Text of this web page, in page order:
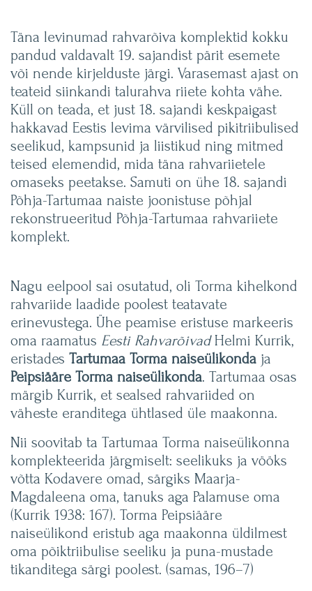
Täna levinumad rahvarõiva komplektid kokku
pandud valdavalt 19. sajandist pärit esemete
või nende kirjelduste järgi. Varasemast ajast on
teateid siinkandi talurahva riiete kohta vähe.
Küll on teada, et just 18. sajandi keskpaigast
hakkavad Eestis levima värvilised pikitriibulised
seelikud, kampsunid ja liistikud ning mitmed
teised elemendid, mida täna rahvariietele
omaseks peetakse. Samuti on ühe 18. sajandi
Põhja-Tartumaa naiste joonistuse põhjal
rekonstrueeritud Põhja-Tartumaa rahvariiete
komplekt.
Nagu eelpool sai osutatud, oli Torma kihelkond
rahvariide laadide poolest teatavate
erinevustega. Ühe peamise eristuse markeeris
oma raamatus Eesti RahvarõivadHelmi Kurrik,
eristades Tartumaa Torma naiseülikonda ja
Peipsiääre Torma naiseülikonda. Tartumaa osas
märgib Kurrik, et sealsed rahvariided on
väheste eranditega ühtlased üle maakonna.
Nii soovitab ta Tartumaa Torma naiseülikonna
komplekteerida järgmiselt: seelikuks ja vööks
võtta Kodavere omad, särgiks Maarja-
Magdaleena oma, tanuks aga Palamuse oma
(Kurrik 1938: 167). Torma Peipsiääre
naiseülikond eristub aga maakonna üldilmest
oma põiktriibulise seeliku ja puna-mustade
tikanditega särgi poolest. (samas, 196–7)